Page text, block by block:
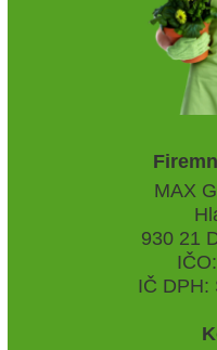
MAX
930 21
IČ DPH: